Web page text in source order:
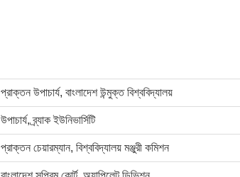
প্রাক্তন উপাচার্য, বাংলাদেশ উন্মুক্ত বিশ্ববিদ্যালয়
উপাচার্য, ব্র্যাক ইউনিভার্সিটি
প্রাক্তন চেয়ারম্যান, বিশ্ববিদ্যালয় মঞ্জুরী কমিশন